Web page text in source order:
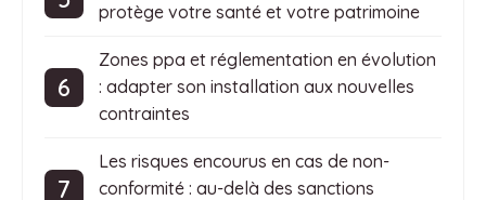
protège votre santé et votre patrimoine
Zones ppa et réglementation en évolution
: adapter son installation aux nouvelles
contraintes
Les risques encourus en cas de non-
conformité : au-delà des sanctions